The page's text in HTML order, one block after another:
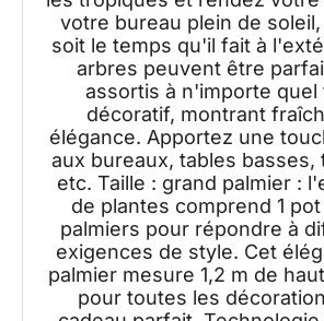
votre bureau plein de
soit le temps qu'il fait à
arbres peuvent être
assortis à n'importe quel
décoratif, montrant
élégance. Apportez une
aux bureaux, tables basses,
etc. Taille : grand palmier :
de plantes comprend 1
palmiers pour répondre à
exigences de style. Cet
palmier mesure 1,2 m de
pour toutes les